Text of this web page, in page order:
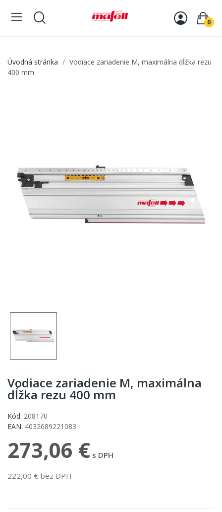
0
Úvodná stránka
Vodiace zariadenie M, maximálna dĺžka rezu
400 mm
Vodiace zariadenie M, maximálna
dĺžka rezu 400 mm
Kód: 208170
EAN: 4032689221083
273,06 € s DPH
222,00 € bez DPH